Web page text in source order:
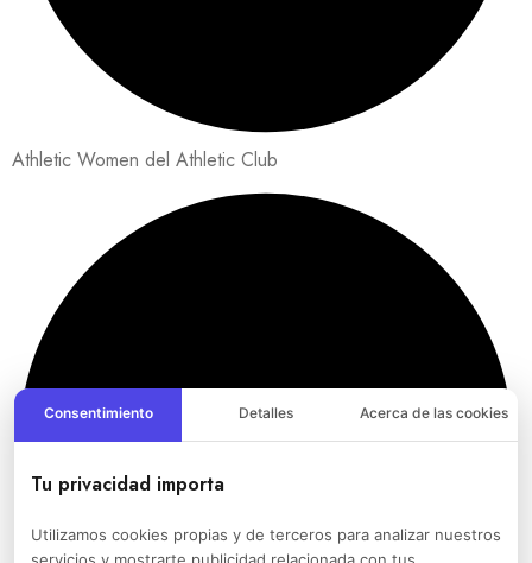
Athletic Women del Athletic Club
Consentimiento Detalles Acerca de las cookies
Tu privacidad importa
Utilizamos cookies propias y de terceros para analizar nuestros
servicios y mostrarte publicidad relacionada con tus